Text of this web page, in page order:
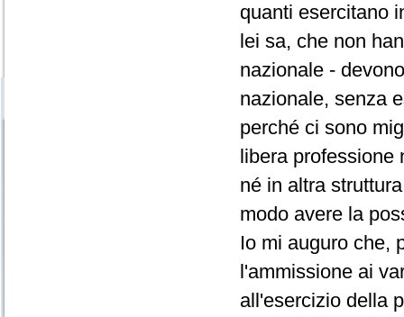
quanti esercitano
lei sa, che non
nazionale -
nazionale, senza
perché ci sono
libera professione
né in altra
modo avere la
Io mi auguro che,
l'ammissione ai
all'esercizio della